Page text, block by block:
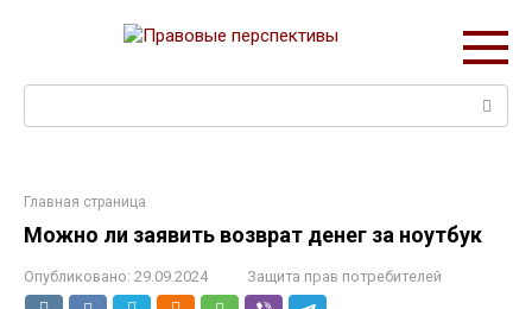
Главная страница
Можно ли заявить возврат денег за ноутбук
Опубликовано: 29.09.2024 Защита прав потребителей